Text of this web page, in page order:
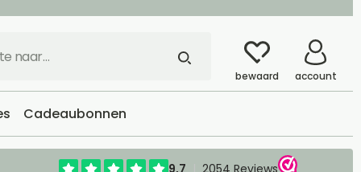
bewaard account
Cadeaubonnen